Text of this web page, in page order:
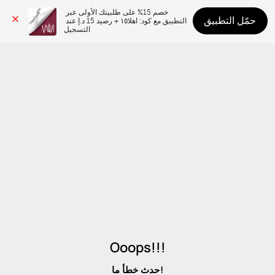
التسجيل
حمّل التطبيق
Ooops!!!
حدث خطأ ما!